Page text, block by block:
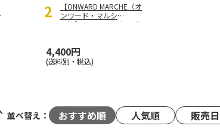
2
【ONWARD MARCHE（オ
ンワード・マルシ
ェ）】 カードカタログ
4,400円
(送料別・税込)
並べ替え： おすすめ順 人気順 販売日